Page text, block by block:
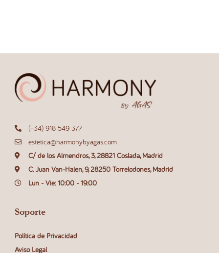
(+34) 918 549 377
estetica@harmonybyagas.com
C/ de los Almendros, 3, 28821 Coslada, Madrid
C. Juan Van-Halen, 9, 28250 Torrelodones, Madrid
Lun - Vie: 10:00 - 19:00
Soporte
Política de Privacidad
Aviso Legal